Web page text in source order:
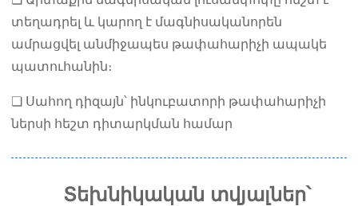
տեղադրել և կարող է մագնիսականորեն
ամրացվել անմիջապես թափահարիչի ապակե
պատուհանին։
❏ Սահող դիզայն՝ ինկուբատորի թափահարիչի
ներսի հեշտ դիտարկման համար
Տեխնիկական տվյալներ՝